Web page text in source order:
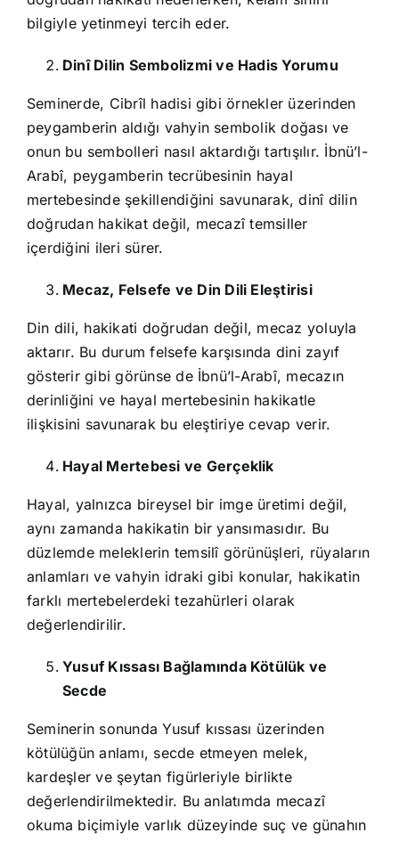
bilgiyle yetinmeyi tercih eder.
Dinî Dilin Sembolizmi ve Hadis Yorumu
Seminerde, Cibrîl hadisi gibi örnekler üzerinden
peygamberin aldığı vahyin sembolik doğası ve
onun bu sembolleri nasıl aktardığı tartışılır. İbnü’l-
Arabî, peygamberin tecrübesinin hayal
mertebesinde şekillendiğini savunarak, dinî dilin
doğrudan hakikat değil, mecazî temsiller
içerdiğini ileri sürer.
Mecaz, Felsefe ve Din Dili Eleştirisi
Din dili, hakikati doğrudan değil, mecaz yoluyla
aktarır. Bu durum felsefe karşısında dini zayıf
gösterir gibi görünse de İbnü’l-Arabî, mecazın
derinliğini ve hayal mertebesinin hakikatle
ilişkisini savunarak bu eleştiriye cevap verir.
Hayal Mertebesi ve Gerçeklik
Hayal, yalnızca bireysel bir imge üretimi değil,
aynı zamanda hakikatin bir yansımasıdır. Bu
düzlemde meleklerin temsilî görünüşleri, rüyaların
anlamları ve vahyin idraki gibi konular, hakikatin
farklı mertebelerdeki tezahürleri olarak
değerlendirilir.
Yusuf Kıssası Bağlamında Kötülük ve
Secde
Seminerin sonunda Yusuf kıssası üzerinden
kötülüğün anlamı, secde etmeyen melek,
kardeşler ve şeytan figürleriyle birlikte
değerlendirilmektedir. Bu anlatımda mecazî
okuma biçimiyle varlık düzeyinde suç ve günahın